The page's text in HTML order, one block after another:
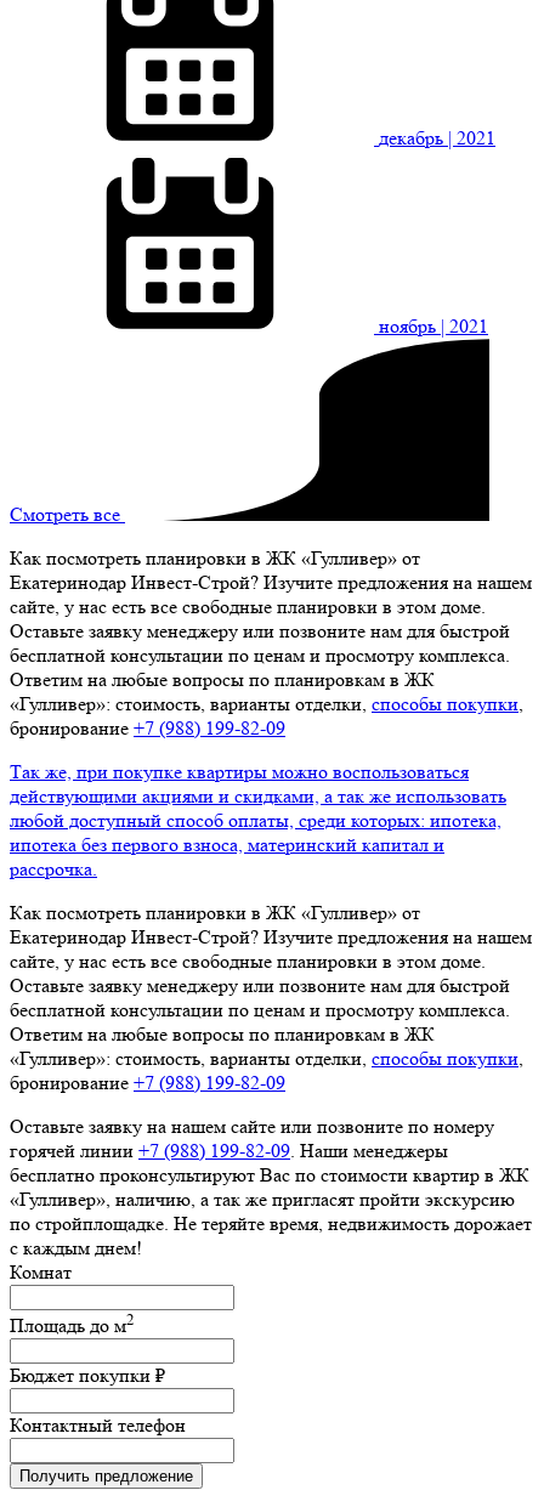
декабрь | 2021
ноябрь | 2021
Смотреть все
Как посмотреть планировки в ЖК «Гулливер» от
Екатеринодар Инвест-Строй? Изучите предложения на нашем
сайте, у нас есть все свободные планировки в этом доме.
Оставьте заявку менеджеру или позвоните нам для быстрой
бесплатной консультации по ценам и просмотру комплекса.
Ответим на любые вопросы по планировкам в ЖК
«Гулливер»: стоимость, варианты отделки, способы покупки
бронирование +7 (988) 199‑82‑09
Так же, при покупке квартиры можно воспользоваться
действующими акциями и скидками, а так же использовать
любой доступный способ оплаты, среди которых: ипотека,
ипотека без первого взноса, материнский капитал и
рассрочка.
Как посмотреть планировки в ЖК «Гулливер» от
Екатеринодар Инвест-Строй? Изучите предложения на нашем
сайте, у нас есть все свободные планировки в этом доме.
Оставьте заявку менеджеру или позвоните нам для быстрой
бесплатной консультации по ценам и просмотру комплекса.
Ответим на любые вопросы по планировкам в ЖК
«Гулливер»: стоимость, варианты отделки, способы покупки
бронирование +7 (988) 199‑82‑09
Оставьте заявку на нашем сайте или позвоните по номеру
горячей линии +7 (988) 199‑82‑09 . Наши менеджеры
бесплатно проконсультируют Вас по стоимости квартир в ЖК
«Гулливер», наличию, а так же пригласят пройти экскурсию
по стройплощадке. Не теряйте время, недвижимость дорожает
с каждым днем!
Комнат
Площадь до м2
Бюджет покупки ₽
Контактный телефон
Получить предложение